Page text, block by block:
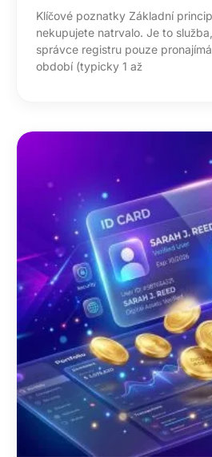
Klíčové poznatky Základní
nekupujete natrvalo. Je to
správce registru pouze
období (typicky 1 až